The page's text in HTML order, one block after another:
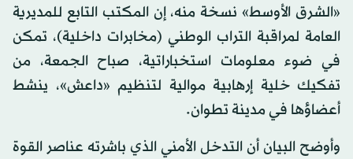
«الشرق الأوسط» نسخة منه، إن المكتب التابع للمديرية
العامة لمراقبة التراب الوطني (مخابرات داخلية)، تمكن
في ضوء معلومات استخباراتية، صباح الجمعة، من
تفكيك خلية إرهابية موالية لتنظيم «داعش»، ينشط
أعضاؤها في مدينة تطوان.
وأوضح البيان أن التدخل الأمني الذي باشرته عناصر القوة